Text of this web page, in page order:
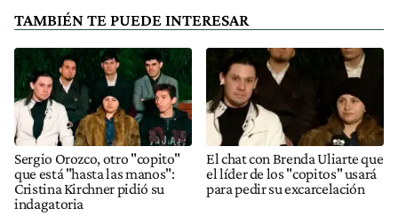
TAMBIÉN TE PUEDE INTERESAR
Sergio Orozco, otro "copito"
que está "hasta las manos":
Cristina Kirchner pidió su
indagatoria
El chat con Brenda Uliarte que
el líder de los "copitos" usará
para pedir su excarcelación